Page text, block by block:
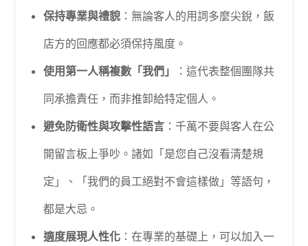
保持專業與禮貌 ：無論客人的用詞多麼尖銳，飯
店方的回應都必須保持風度。
使用第一人稱複數「我們」
：這代表整個團隊共
同承擔責任，而非推卸給特定個人。
避免防衛性與攻擊性語言 ：千萬不要與客人在公
開留言板上爭吵。諸如「是您自己沒看清楚規
定」、「我們的員工絕對不會這樣做」等語句，
都是大忌。
適度展現人性化 ：在專業的基礎上，可以加入一